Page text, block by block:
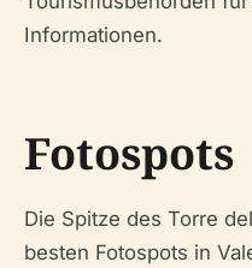
Informationen.
Fotospots
Die Spitze des Torre
besten Fotospots in